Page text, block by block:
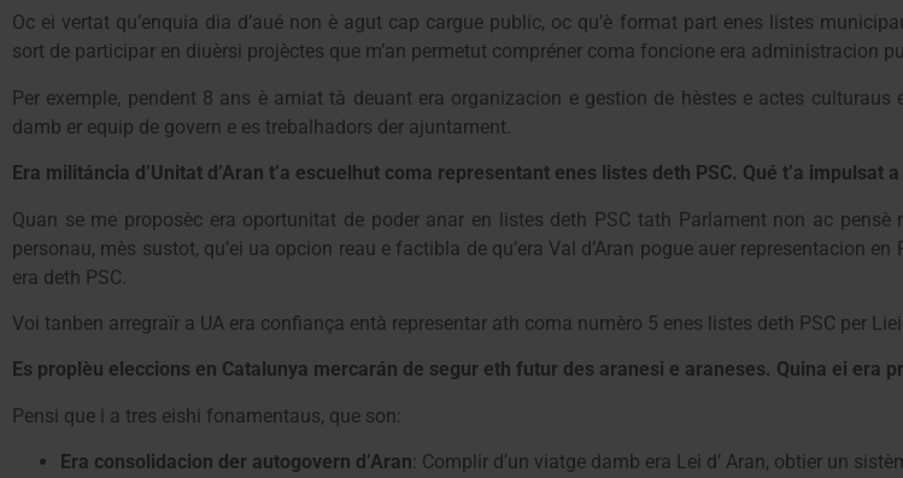
Oc ei vertat qu’enquia dia d’aué non è agut cap cargue public, oc qu’è format part enes listes
sort de participar en diuèrsi projèctes que m’an permetut compréner coma foncione era administracion
Per exemple, pendent 8 ans è amiat tà deuant era organizacion e gestion de hèstes e actes
damb er equip de govern e es trebalhadors der ajuntament.
Era militáncia d’Unitat d’Aran t’a escuelhut coma representant enes listes deth PSC. Qué t’a impulsat
Quan se me proposèc era oportunitat de poder anar en listes deth PSC tath Parlament non ac pensè
personau, mès sustot, qu’ei ua opcion reau e factibla de qu’era Val d’Aran pogue auer representacion
era deth PSC.
Voi tanben arregraïr a UA era confiança entà representar ath coma numèro 5 enes listes deth PSC per
Es proplèu eleccions en Catalunya mercarán de segur eth futur des aranesi e araneses. Quina ei era
Pensi que i a tres eishi fonamentaus, que son:
Era consolidacion der autogovern d’Aran: Complir d’un viatge damb era Lei d’ Aran, obtier un